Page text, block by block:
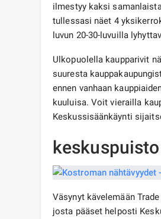
ilmestyy kaksi
tullessasi näet 4
luvun 20-30-luvuilla
Ulkopuolella kaupparivit
suuresta
ennen vanhaan
kuuluisa. Voit vierailla
Keskussisäänkäynti
keskuspuisto
Väsynyt kävelemään
josta pääset helposti